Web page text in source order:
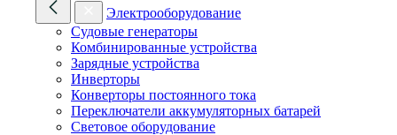
Электрооборудование
Судовые генераторы
Комбинированные устройства
Зарядные устройства
Инверторы
Конверторы постоянного тока
Переключатели аккумуляторных батарей
Световое оборудование